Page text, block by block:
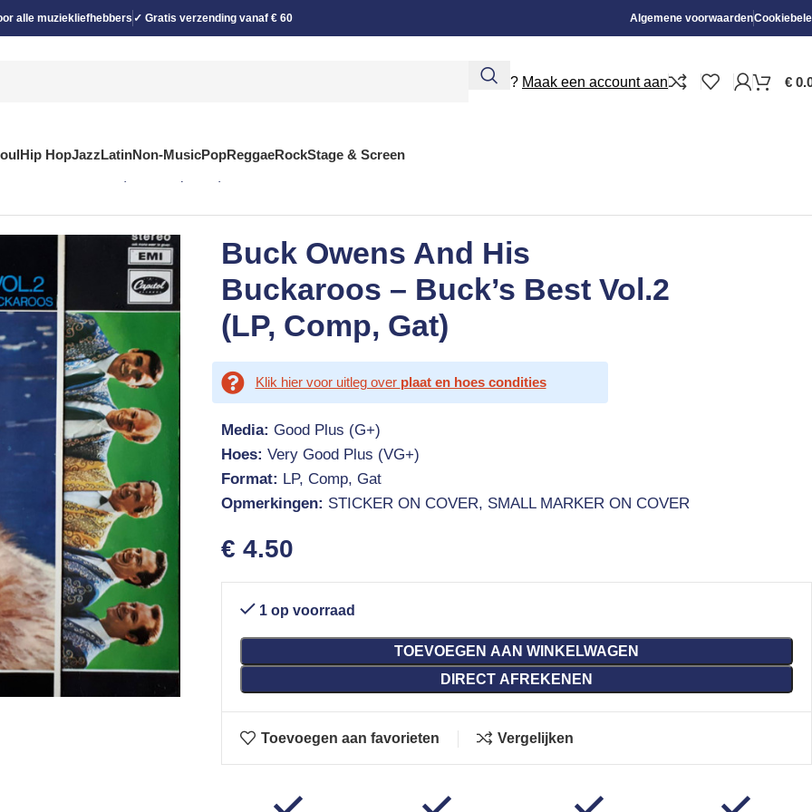
alle muziekliefhebbers ✓ Gratis verzending vanaf € 60 Algemene voorwaarden
Nieuw? Maak een account aan €
Hip HopJazzLatinNon-MusicPopReggaeRockStage & Screen
Buck Owens And His
Buckaroos – Buck’s Best Vol.2
(LP, Comp, Gat)
Klik hier voor uitleg over plaat en hoes condities
Media: Good Plus (G+)
Hoes: Very Good Plus (VG+)
Format: LP, Comp, Gat
Opmerkingen: STICKER ON COVER, SMALL MARKER ON COVER
€ 4.50
1 op voorraad
TOEVOEGEN AAN WINKELWAGEN
DIRECT AFREKENEN
Toevoegen aan favorieten Vergelijken